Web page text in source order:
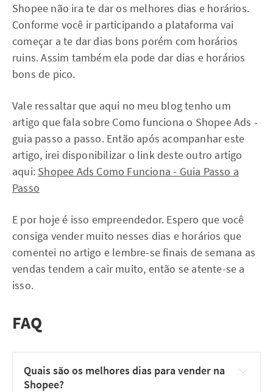
Shopee não ira te dar os melhores dias e horários.
Conforme você ir participando a plataforma vai
começar a te dar dias bons porém com horários
ruins. Assim também ela pode dar dias e horários
bons de pico.
Vale ressaltar que aqui no meu blog tenho um
artigo que fala sobre Como funciona o Shopee Ads -
guia passo a passo. Então após acompanhar este
artigo, irei disponibilizar o link deste outro artigo
aqui: Shopee Ads Como Funciona - Guia Passo a
Passo
E por hoje é isso empreendedor. Espero que você
consiga vender muito nesses dias e horários que
comentei no artigo e lembre-se finais de semana as
vendas tendem a cair muito, então se atente-se a
isso.
FAQ
Quais são os melhores dias para vender na
Shopee?